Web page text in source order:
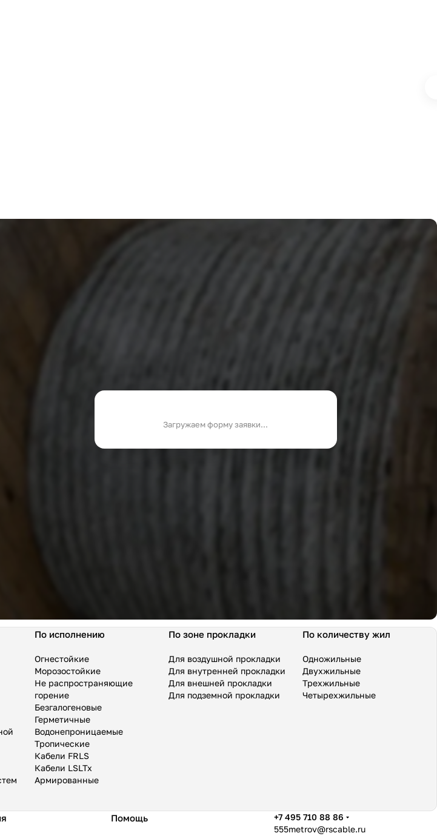
Загружаем форму заявки...
По исполнению
Огнестойкие
Морозостойкие
Не распространяющие
горение
Безгалогеновые
Герметичные
Водонепроницаемые
Тропические
Кабели FRLS
Кабели LSLTx
Армированные
По зоне прокладки
Для воздушной прокладки
Для внутренней прокладки
Для внешней прокладки
Для подземной прокладки
По количеству жил
Одножильные
Двухжильные
Трехжильные
Четырехжильные
Помощь
+7 495 710 88 86
555metrov@rscable.ru